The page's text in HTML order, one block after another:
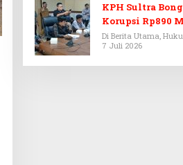
KPH Sultra
Korupsi Rp890
Sultra Gelar RDP
Di Berita Utama,
7 Juli 2026